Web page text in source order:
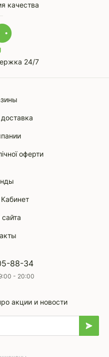
качества
24/7
оферти
88-34
- 20:00
акции и новости